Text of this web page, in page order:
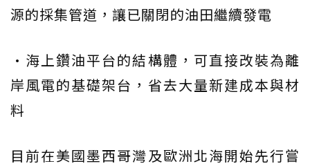
源的採集管道，讓已關閉的油田繼續發電
•海上鑽油平台的結構體，可直接改裝為離
岸風電的基礎架台，省去大量新建成本與材
料
目前在美國墨西哥灣及歐洲北海開始先行嘗